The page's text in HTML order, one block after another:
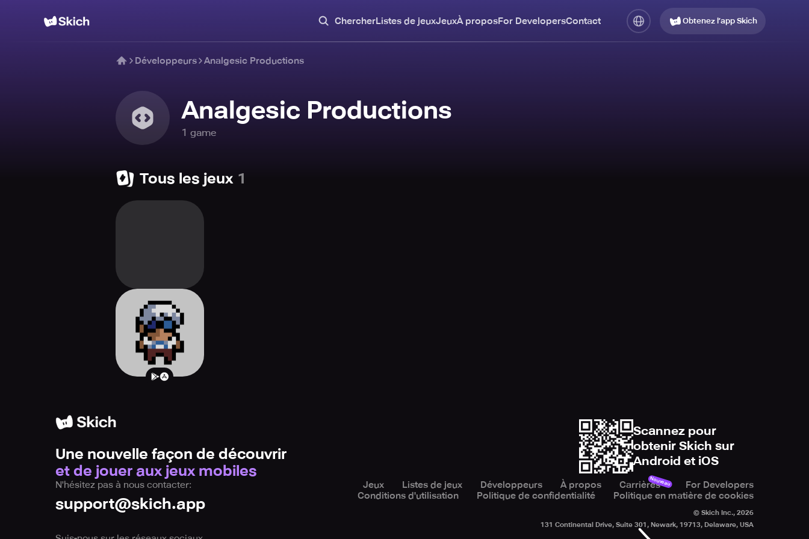
ChercherListes de jeuxJeuxÀ proposFor DevelopersContact Obtenez l’app Skich
Développeurs Analgesic Productions
Analgesic Productions
1 game
Tous les jeux 1
Anodyne
Une nouvelle façon de découvrir
et de jouer aux jeux mobiles
Scannez pour
obtenir Skich sur
Android et iOS
N'hésitez pas à nous contacter:
support@skich.app
Jeux Listes de jeux Développeurs À propos CarrièresNouveau
For Developers
Conditions d'utilisation
Politique de confidentialité Politique en matière de cookies
© Skich Inc., 2026
131 Continental Drive, Suite 301, Newark, 19713, Delaware, USA